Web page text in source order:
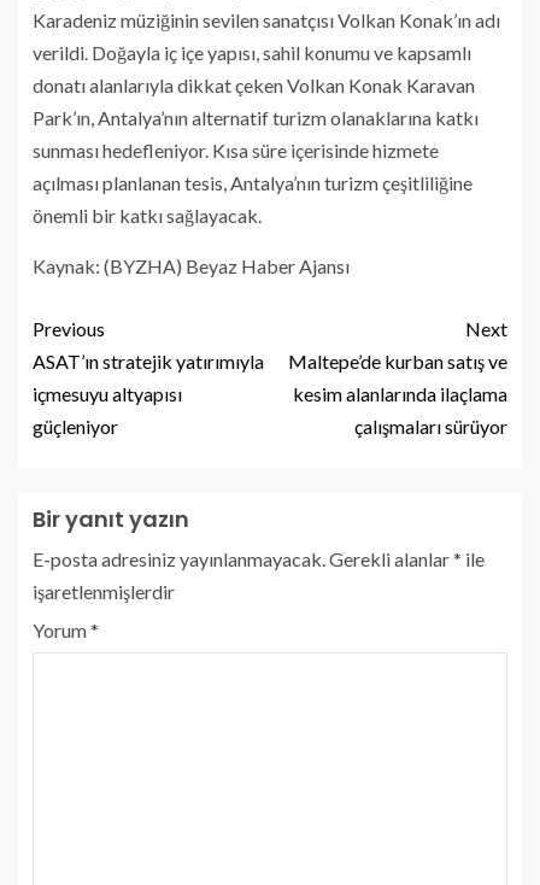
Karadeniz müziğinin sevilen sanatçısı Volkan Konak’ın adı
verildi. Doğayla iç içe yapısı, sahil konumu ve kapsamlı
donatı alanlarıyla dikkat çeken Volkan Konak Karavan
Park’ın, Antalya’nın alternatif turizm olanaklarına katkı
sunması hedefleniyor. Kısa süre içerisinde hizmete
açılması planlanan tesis, Antalya’nın turizm çeşitliliğine
önemli bir katkı sağlayacak.
Kaynak: (BYZHA) Beyaz Haber Ajansı
Previous
ASAT’ın stratejik yatırımıyla
içmesuyu altyapısı
güçleniyor
Next
Maltepe’de kurban satış ve
kesim alanlarında ilaçlama
çalışmaları sürüyor
Bir yanıt yazın
E-posta adresiniz yayınlanmayacak. Gerekli alanlar* ile
işaretlenmişlerdir
Yorum*